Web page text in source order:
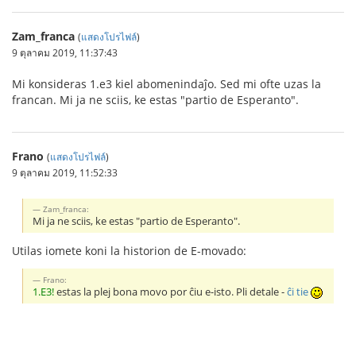
Zam_franca (แสดงโปรไฟล์)
9 ตุลาคม 2019, 11:37:43
Mi konsideras 1.e3 kiel abomenindaĵo. Sed mi ofte uzas la
francan. Mi ja ne sciis, ke estas "partio de Esperanto".
Frano (แสดงโปรไฟล์)
9 ตุลาคม 2019, 11:52:33
Zam_franca:
Mi ja ne sciis, ke estas "partio de Esperanto".
Utilas iomete koni la historion de E-movado:
Frano:
1.E3!estas la plej bona movo por ĉiu e-isto. Pli detale -ĉi tie